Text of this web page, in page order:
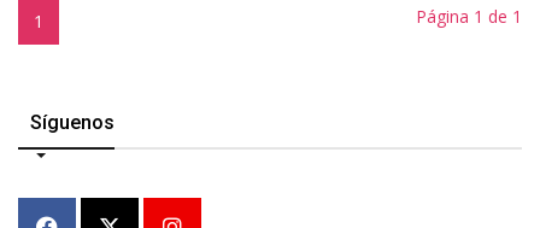
1 Página 1 de 1
Síguenos